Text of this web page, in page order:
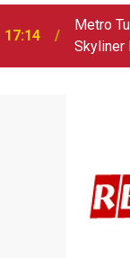
17:07 Audi Q9